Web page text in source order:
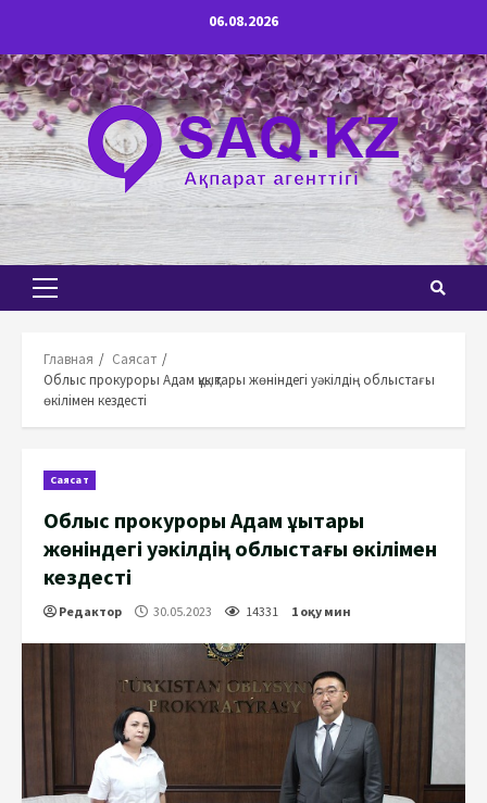
содержимому
06.08.2026
Основное
Главная
Саясат
Облыс прокуроры Адам құқықтары жөніндегі уәкілдің облыстағы
өкілімен кездесті
Саясат
Облыс прокуроры Адам құқықтары
жөніндегі уәкілдің облыстағы өкілімен
кездесті
Редактор 30.05.2023 14331 1 оқу мин